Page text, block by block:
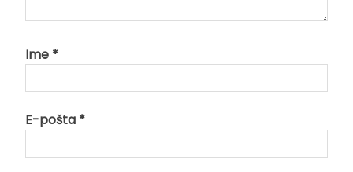
Ime *
E-pošta *